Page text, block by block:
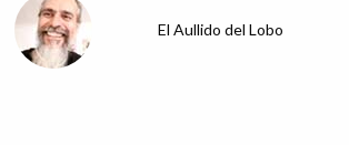
El Aullido del Lobo